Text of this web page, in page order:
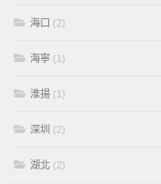
海口 (2)
海寧 (1)
淮揚 (1)
深圳 (2)
湖北 (2)